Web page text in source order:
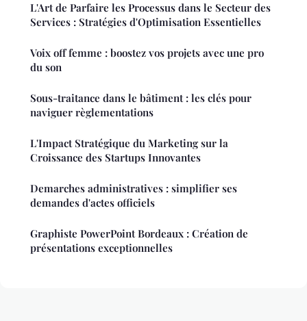
L'Art de Parfaire les Processus dans le Secteur des
Services : Stratégies d'Optimisation Essentielles
Voix off femme : boostez vos projets avec une pro
du son
Sous-traitance dans le bâtiment : les clés pour
naviguer règlementations
L'Impact Stratégique du Marketing sur la
Croissance des Startups Innovantes
Demarches administratives : simplifier ses
demandes d'actes officiels
Graphiste PowerPoint Bordeaux : Création de
présentations exceptionnelles